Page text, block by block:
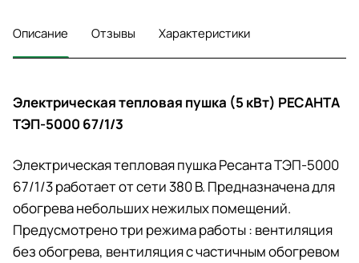
Описание Отзывы Характеристики
Электрическая тепловая пушка (5 кВт) РЕСАНТА
ТЭП-5000 67/1/3
Электрическая тепловая пушка Ресанта ТЭП-5000
67/1/3 работает от сети 380 В. Предназначена для
обогрева небольших нежилых помещений.
Предусмотрено три режима работы : вентиляция
без обогрева, вентиляция с частичным обогревом